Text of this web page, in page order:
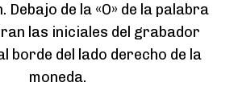
Debajo de la «O» de la palabra
las iniciales del grabador
borde del lado derecho de la
moneda.